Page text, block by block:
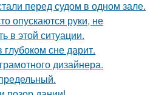
перед судом в одном зале.
опускаются руки, не
в этой ситуации.
сне дарит.
дизайнера.